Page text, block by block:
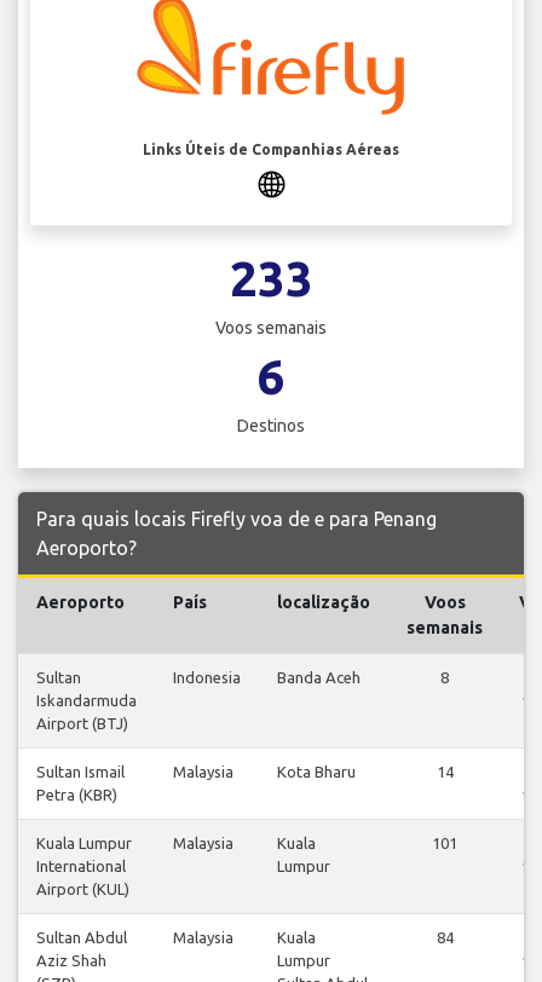
Links Úteis de Companhias Aéreas
233
Voos semanais
6
Destinos
Para quais locais Firefly voa de e para Penang
Aeroporto?
Aeroporto País localização
Voos
semanais
Sultan
Iskandarmuda
Airport (BTJ)
Indonesia Banda Aceh 8
Sultan Ismail
Petra (KBR)
Malaysia Kota Bharu 14
Kuala Lumpur
International
Airport (KUL)
Malaysia
Kuala
Lumpur
101
Sultan Abdul
Aziz Shah
Malaysia
Kuala
Lumpur
84